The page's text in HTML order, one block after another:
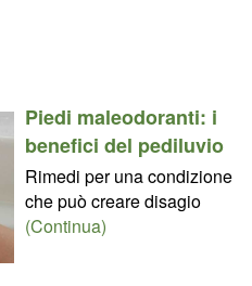
Piedi maleodoranti: i
benefici del pediluvio
Rimedi per una condizione
che può creare disagio
(Continua)